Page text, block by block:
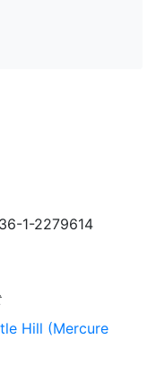
1-2279614
Hill (Mercure